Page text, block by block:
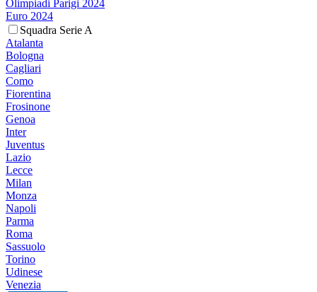
Olimpiadi Parigi 2024
Euro 2024
Squadra Serie A
Atalanta
Bologna
Cagliari
Como
Fiorentina
Frosinone
Genoa
Inter
Juventus
Lazio
Lecce
Milan
Monza
Napoli
Parma
Roma
Sassuolo
Torino
Udinese
Venezia